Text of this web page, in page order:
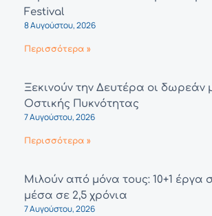
Festival
8 Αυγούστου, 2026
Περισσότερα »
Ξεκινούν την Δευτέρα οι δωρεάν
Οστικής Πυκνότητας
7 Αυγούστου, 2026
Περισσότερα »
Μιλούν από μόνα τους: 10+1 έργα
μέσα σε 2,5 χρόνια
7 Αυγούστου, 2026